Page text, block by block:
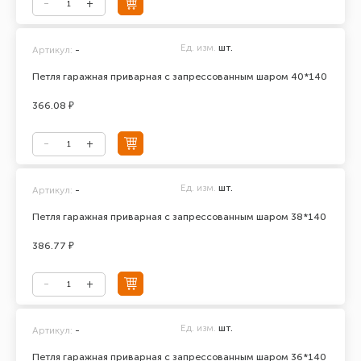
Петля гаражная приварная с запрессованным шаром 40*140
Артикул: - Ед. изм. шт.
366.08 ₽
Петля гаражная приварная с запрессованным шаром 38*140
Артикул: - Ед. изм. шт.
386.77 ₽
Петля гаражная приварная с запрессованным шаром 36*140
Артикул: - Ед. изм. шт.